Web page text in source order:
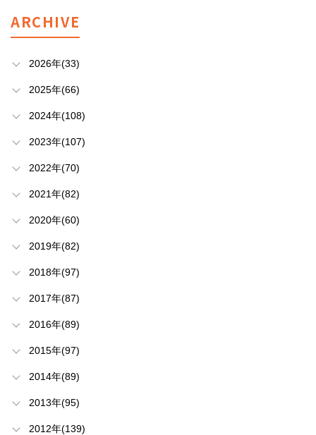
ARCHIVE
2026年(33)
2025年(66)
2024年(108)
2023年(107)
2022年(70)
2021年(82)
2020年(60)
2019年(82)
2018年(97)
2017年(87)
2016年(89)
2015年(97)
2014年(89)
2013年(95)
2012年(139)